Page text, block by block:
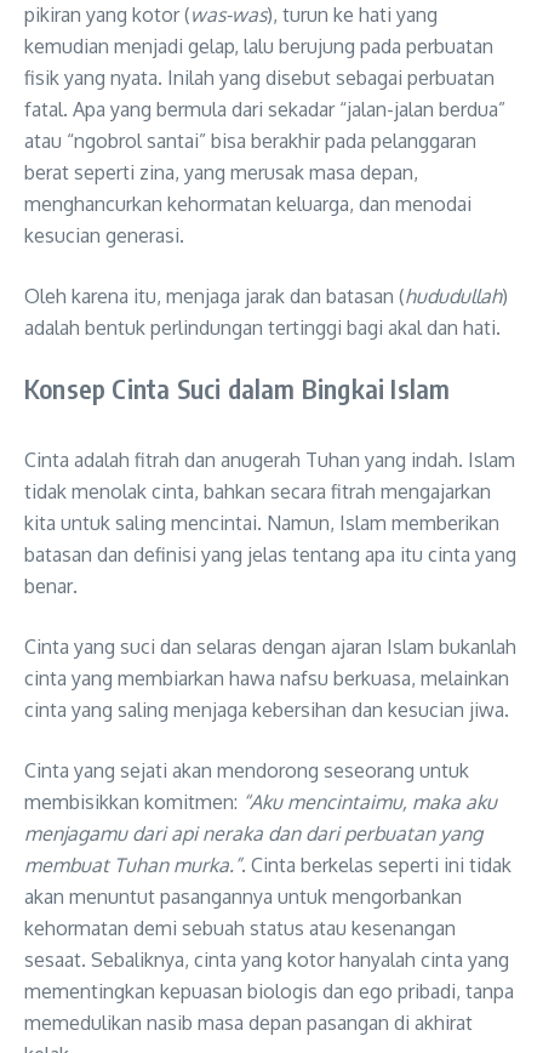
pikiran yang kotor (was-was), turun ke hati yang
kemudian menjadi gelap, lalu berujung pada perbuatan
fisik yang nyata. Inilah yang disebut sebagai perbuatan
fatal. Apa yang bermula dari sekadar “jalan-jalan berdua”
atau “ngobrol santai” bisa berakhir pada pelanggaran
berat seperti zina, yang merusak masa depan,
menghancurkan kehormatan keluarga, dan menodai
kesucian generasi.
Oleh karena itu, menjaga jarak dan batasan (hududullah)
adalah bentuk perlindungan tertinggi bagi akal dan hati.
Konsep Cinta Suci dalam Bingkai Islam
Cinta adalah fitrah dan anugerah Tuhan yang indah. Islam
tidak menolak cinta, bahkan secara fitrah mengajarkan
kita untuk saling mencintai. Namun, Islam memberikan
batasan dan definisi yang jelas tentang apa itu cinta yang
benar.
Cinta yang suci dan selaras dengan ajaran Islam bukanlah
cinta yang membiarkan hawa nafsu berkuasa, melainkan
cinta yang saling menjaga kebersihan dan kesucian jiwa.
Cinta yang sejati akan mendorong seseorang untuk
membisikkan komitmen: “Aku mencintaimu, maka aku
menjagamu dari api neraka dan dari perbuatan yang
membuat Tuhan murka.”. Cinta berkelas seperti ini tidak
akan menuntut pasangannya untuk mengorbankan
kehormatan demi sebuah status atau kesenangan
sesaat. Sebaliknya, cinta yang kotor hanyalah cinta yang
mementingkan kepuasan biologis dan ego pribadi, tanpa
memedulikan nasib masa depan pasangan di akhirat